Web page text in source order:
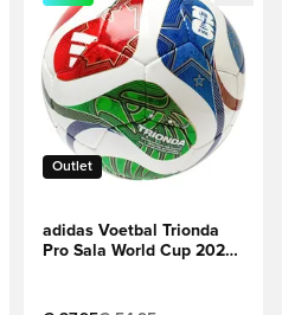
Outlet
adidas Voetbal Trionda
Pro Sala World Cup 2026